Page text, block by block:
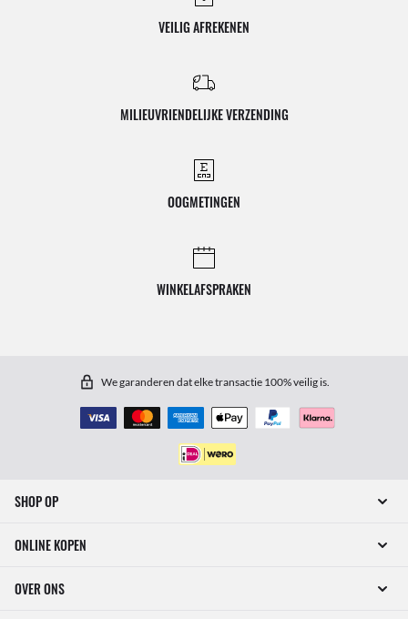
VEILIG AFREKENEN
MILIEUVRIENDELIJKE VERZENDING
OOGMETINGEN
WINKELAFSPRAKEN
We garanderen dat elke transactie 100% veilig is.
SHOP OP
ONLINE KOPEN
OVER ONS